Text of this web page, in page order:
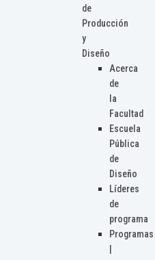
de
Producción
y
Diseño
Acerca
de
la
Facultad
Escuela
Pública
de
Diseño
Líderes
de
programa
Programas